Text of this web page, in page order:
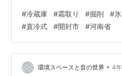
#冷蔵庫 #霜取り #掘削 #
#直冷式 #開封市 #河南省
環境スペースと音の世界 • 4